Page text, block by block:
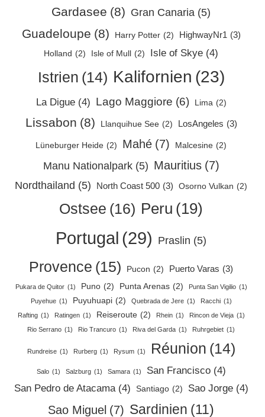
Gardasee (8) Gran Canaria (5)
Guadeloupe (8) Harry Potter (2) HighwayNr1 (3)
Holland (2) Isle of Mull (2) Isle of Skye (4)
Istrien (14) Kalifornien (23)
La Digue (4) Lago Maggiore (6) Lima (2)
Lissabon (8) Llanquihue See (2) LosAngeles (3)
Lüneburger Heide (2) Mahé (7) Malcesine (2)
Manu Nationalpark (5) Mauritius (7)
Nordthailand (5) North Coast 500 (3) Osorno Vulkan (2)
Ostsee (16) Peru (19)
Portugal (29) Praslin (5)
Provence (15) Pucon (2) Puerto Varas (3)
Pukara de Quitor (1) Puno (2) Punta Arenas (2) Punta San Vigilio (1)
Puyehue (1) Puyuhuapi (2) Quebrada de Jere (1) Racchi (1)
Rafting (1) Ratingen (1) Reiseroute (2) Rhein (1) Rincon de Vieja (1)
Rio Serrano (1) Rio Trancuro (1) Riva del Garda (1) Ruhrgebiet (1)
Rundreise (1) Rurberg (1) Rysum (1) Réunion (14)
Salo (1) Salzburg (1) Samara (1) San Francisco (4)
San Pedro de Atacama (4) Santiago (2) Sao Jorge (4)
Sao Miguel (7) Sardinien (11)